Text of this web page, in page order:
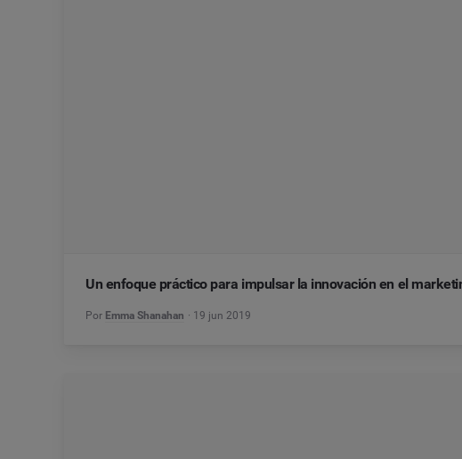
Un enfoque práctico para impulsar la innovación en el
Por Emma Shanahan 19 jun 2019